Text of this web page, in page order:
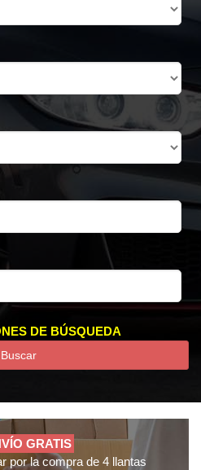
DE BÚSQUEDA
Buscar
GRATIS
por la compra de 4 llantas